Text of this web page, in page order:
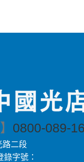
0800-089-
路二段
字號：